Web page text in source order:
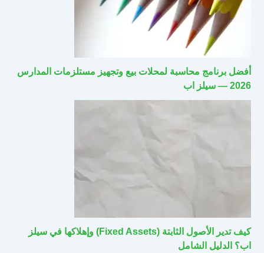
أفضل برنامج محاسبة لمحلات بيع وتجهيز مستلزمات المدارس
2026 — سيلز اب
كيف تدير الأصول الثابتة (Fixed Assets) وإهلاكها في سيلز
اب؟ الدليل الشامل